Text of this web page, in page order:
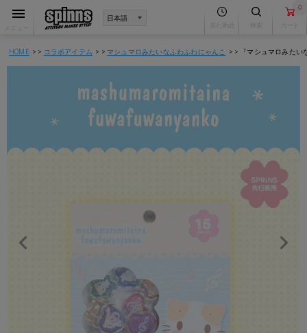
0
HOME コラボアイテム マシュマロみたいなふわふわにゃんこ 『マシュマロみた